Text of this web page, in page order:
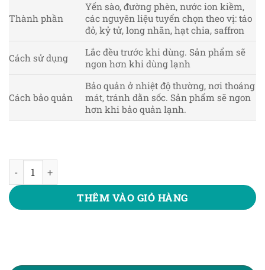
Thành phần
Yến sào, đường phèn, nước ion kiềm,
các nguyên liệu tuyển chọn theo vị: táo
đỏ, kỷ tử, long nhãn, hạt chia, saffron
Cách sử dụng
Lắc đều trước khi dùng. Sản phẩm sẽ
ngon hơn khi dùng lạnh
Cách bảo quản
Bảo quản ở nhiệt độ thường, nơi thoáng
mát, tránh dằn sốc. Sản phẩm sẽ ngon
hơn khi bảo quản lạnh.
COMBO SỨC KHỎE LÀ VÀNG số lượng
THÊM VÀO GIỎ HÀNG